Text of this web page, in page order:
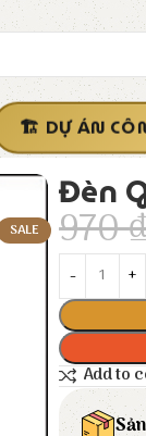
DỰ ÁN
SALE
Đèn
970₫
Add to